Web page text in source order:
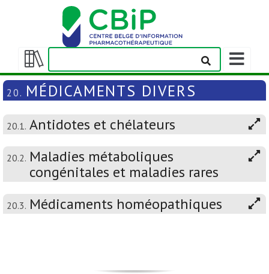
Afficher/masquer
la
table
matières
Afficher/
la
barre
navigation
20. MÉDICAMENTS DIVERS
20.1. Antidotes et chélateurs
20.2. Maladies métaboliques
congénitales et maladies rares
20.3. Médicaments homéopathiques